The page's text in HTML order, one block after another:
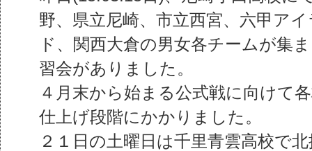
野、県立尼崎、市立西宮、六甲ア
ド、関西大倉の男女各チームが集
習会がありました。
４月末から始まる公式戦に向けて
仕上げ段階にかかりました。
２１日の土曜日は千里青雲高校で